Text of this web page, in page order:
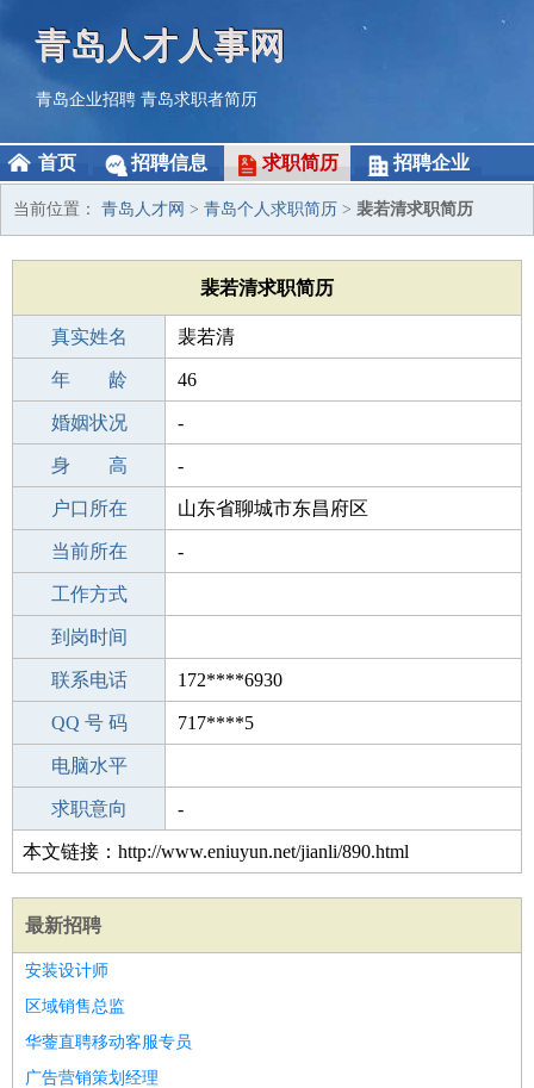
青岛人才人事网
青岛企业招聘 青岛求职者简历
首页 招聘信息 求职简历 招聘企业
当前位置： 青岛人才网 > 青岛个人求职简历 > 裴若清求职简历
裴若清求职简历
真实姓名 裴若清
性 别 男
年 龄 46
出生年月 1980-12-16
婚姻状况 -
学 历 职校/技校
身 高 -
毕业学校 职校/技校
户口所在 山东省聊城市东昌府区
所学专业 -
当前所在 -
工作经验
工作方式
驾 照
到岗时间
期望月薪
联系电话 172****6930
手机号码 172****6930
QQ 号 码 717****5
微信号码
电脑水平
外语水平
求职意向 -
本文链接：http://www.eniuyun.net/jianli/890.html
最新招聘
安装设计师
区域销售总监
华蓥直聘移动客服专员
广告营销策划经理